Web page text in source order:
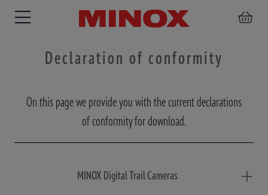
ACCESSORIES
Declaration of conformity
On this page we provide you with the current declarations
of conformity for download.
MINOX Digital Trail Cameras